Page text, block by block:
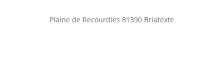
Plaine de Recourdies81390 Briatexte